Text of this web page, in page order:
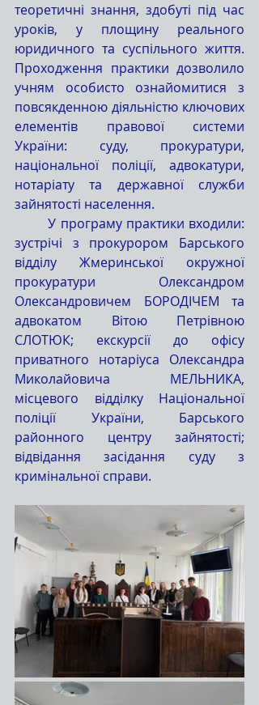
теоретичні знання, здобуті під час
уроків, у площину реального
юридичного та суспільного життя.
Проходження практики дозволило
учням особисто ознайомитися з
повсякденною діяльністю ключових
елементів правової системи
України: суду, прокуратури,
національної поліції, адвокатури,
нотаріату та державної служби
зайнятості населення.
	У програму практики входили:
зустрічі з прокурором Барського
відділу Жмеринської окружної
прокуратури Олександром
Олександровичем БОРОДІЧЕМ та
адвокатом Вітою Петрівною
СЛОТЮК; екскурсії до офісу
приватного нотаріуса Олександра
Миколайовича МЕЛЬНИКА,
місцевого відділку Національної
поліції України, Барського
районного центру зайнятості;
відвідання засідання суду з
кримінальної справи.